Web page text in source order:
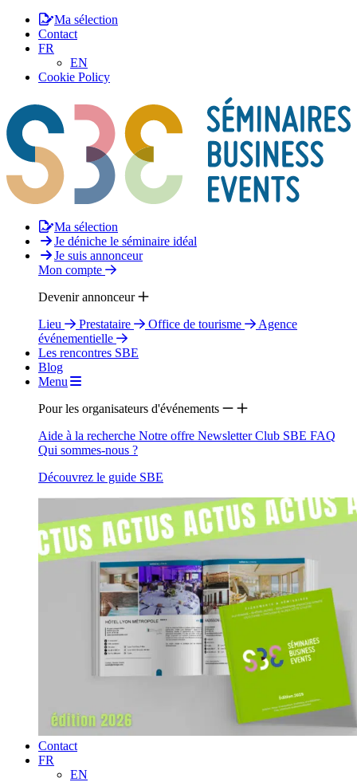
Ma sélection
Contact
FR
EN
Cookie Policy
Ma sélection
Je déniche le séminaire idéal
Je suis annonceur
Mon compte
Devenir annonceur
Lieu
Prestataire Office de tourisme
Agence
événementielle
Les rencontres SBE
Blog
Menu
Pour les organisateurs d'événements
Aide à la recherche Notre offre NewsletterClub SBE FAQ
Qui sommes-nous ?
Découvrez le guide SBE
Contact
FR
EN